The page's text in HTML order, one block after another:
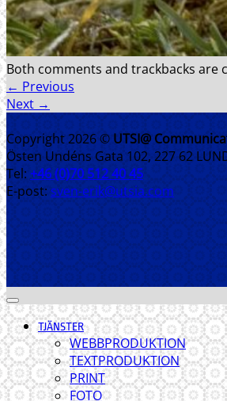
Both comments and trackbacks are
← Previous
Next →
Copyright 2026 © UTSI@
Östen Undéns Gata 102, 227 62
Tel: +46 (0)70 512 40 45
E-post: sven-erik@utsia.com
TJÄNSTER
WEBBPRODUKTION
TEXTPRODUKTION
PRINT
FOTO